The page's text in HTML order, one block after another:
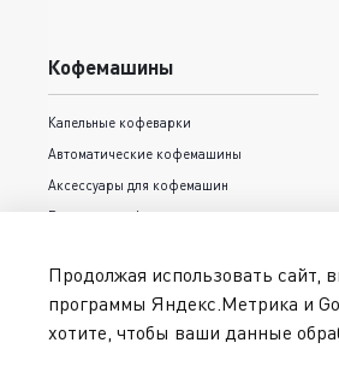
Кофемашины
Капельные кофеварки
Автоматические кофемашины
Аксессуары для кофемашин
Рожковые кофеварки
Продолжая использовать сайт,
программы Яндекс.Метрика и
хотите, чтобы ваши данные